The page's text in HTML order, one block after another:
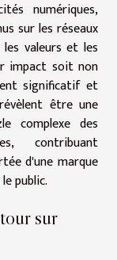
numériques,
sur les réseaux
valeurs et les
impact soit non
significatif et
être une
complexe des
contribuant
d'une marque
public.
sur